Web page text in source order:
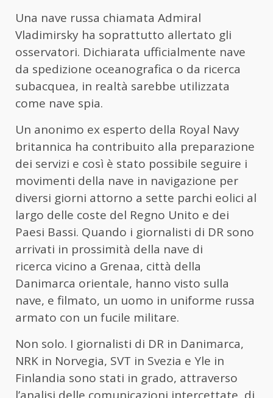
Una nave russa chiamata Admiral
Vladimirsky ha soprattutto allertato gli
osservatori. Dichiarata ufficialmente nave
da spedizione oceanografica o da ricerca
subacquea, in realtà sarebbe utilizzata
come nave spia.
Un anonimo ex esperto della Royal Navy
britannica ha contribuito alla preparazione
dei servizi e così è stato possibile seguire i
movimenti della nave in navigazione per
diversi giorni attorno a sette parchi eolici al
largo delle coste del Regno Unito e dei
Paesi Bassi. Quando i giornalisti di DR sono
arrivati in prossimità della nave di
ricerca vicino a Grenaa, città della
Danimarca orientale, hanno visto sulla
nave, e filmato, un uomo in uniforme russa
armato con un fucile militare.
Non solo. I giornalisti di DR in Danimarca,
NRK in Norvegia, SVT in Svezia e Yle in
Finlandia sono stati in grado, attraverso
l’analisi delle comunicazioni intercettate, di